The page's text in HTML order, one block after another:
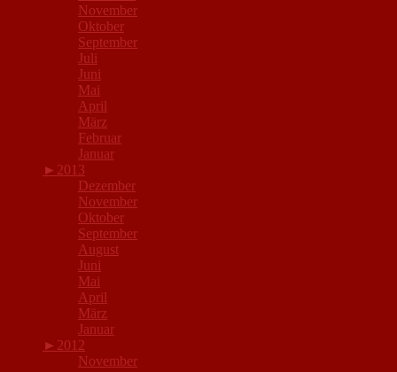
November
Oktober
September
Juli
Juni
Mai
April
März
Februar
Januar
► 2013
Dezember
November
Oktober
September
August
Juni
Mai
April
März
Januar
► 2012
November